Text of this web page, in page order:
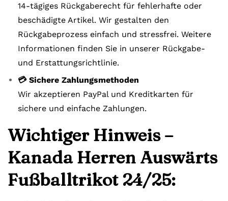
14-tägiges Rückgaberecht für fehlerhafte oder
beschädigte Artikel. Wir gestalten den
Rückgabeprozess einfach und stressfrei. Weitere
Informationen finden Sie in unserer Rückgabe-
und Erstattungsrichtlinie.
💳 Sichere Zahlungsmethoden
Wir akzeptieren PayPal und Kreditkarten für
sichere und einfache Zahlungen.
Wichtiger Hinweis –
Kanada Herren Auswärts
Fußballtrikot 24/25: